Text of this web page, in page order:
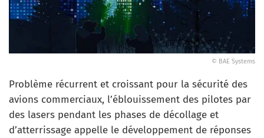
© BAE Systems
Problème récurrent et croissant pour la sécurité des
avions commerciaux, l’éblouissement des pilotes par
des lasers pendant les phases de décollage et
d’atterrissage appelle le développement de réponses